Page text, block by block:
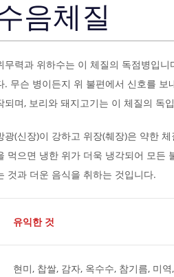
음체질
무력과 위하수는 이 체질의 독점병입
. 무슨 병이든지 위 불편에서 신호를
되며, 보리와 돼지고기는 이 체질의 독
광(신장)이 강하고 위장(췌장)은 약한
먹으면 냉한 위가 더욱 냉각되어 모든
것과 더운 음식을 취하는 것입니다.
유익한 것
현미, 찹쌀, 감자, 옥수수, 참기름, 미